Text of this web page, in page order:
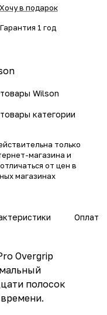
Хочу в подарок
Гарантия 1 год
Wilson
категории
только
магазина и
от цен в
магазинах
Оплата
Overgrip
полосок